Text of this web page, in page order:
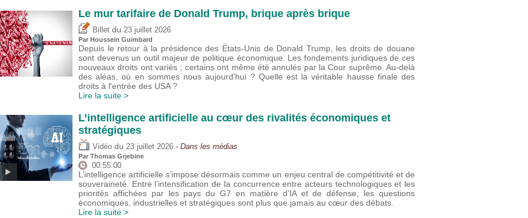
Le mur tarifaire de Donald Trump, brique après brique
Billet du 23 juillet 2026
Par Houssein Guimbard
Depuis le retour à la présidence des États-Unis de Donald Trump, les droits de douane
sont devenus un outil majeur de politique économique. Les fondements juridiques de ces
nouveaux droits ont variés ; certains ont même été annulés par la Cour suprême. Au-delà
des aléas, où en sommes nous aujourd'hui ? Quelle est la véritable hausse finale des
droits à l'entrée des USA ?
Lire la suite >
L’intelligence artificielle au cœur des rivalités économiques et
stratégiques
Vidéo du 23 juillet 2026 - Dans les médias
Par Thomas Grjebine
00:55:00
L’intelligence artificielle s’impose désormais comme un enjeu central de compétitivité et de
souveraineté. Entre l’intensification de la concurrence entre acteurs technologiques et les
priorités affichées par les pays du G7 en matière d’IA et de défense, les questions
économiques, industrielles et stratégiques sont plus que jamais au cœur des débats.
Lire la suite >